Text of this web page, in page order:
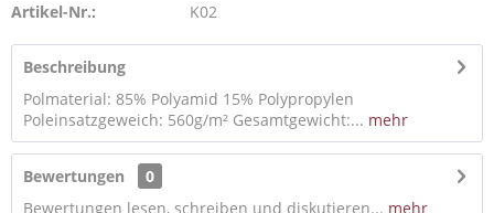
Artikel-Nr.: K02
Beschreibung
Polmaterial: 85% Polyamid 15% Polypropylen
Poleinsatzgeweich: 560g/m² Gesamtgewicht:... mehr
Bewertungen
0
Bewertungen lesen, schreiben und diskutieren... mehr